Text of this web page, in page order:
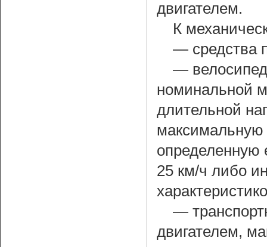
двигателем.
К
— средства
—
номинальной
длительной
максимальную
определенную
25 км/ч либо
—
двигателем,